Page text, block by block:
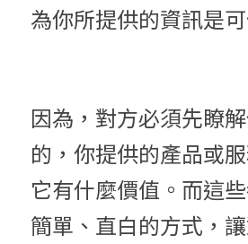
為你所提供的資訊是可
因為，對方必須先瞭
的，你提供的產品或
它有什麼價值。而這
簡單、直白的方式，